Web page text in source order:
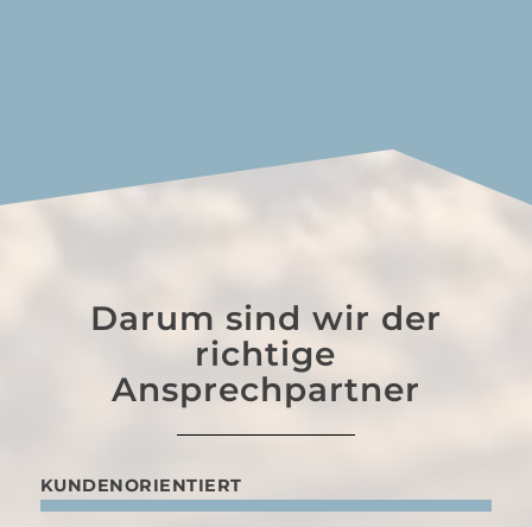
Darum sind wir der
richtige
Ansprechpartner
KUNDENORIENTIERT